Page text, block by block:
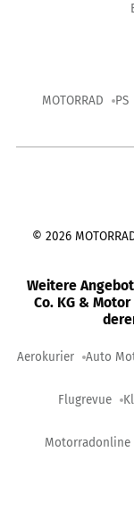
MOTORRAD PS
© 2026
Weitere
Co. KG &
Aerokurier Auto
Flugrevue
Motorradonline